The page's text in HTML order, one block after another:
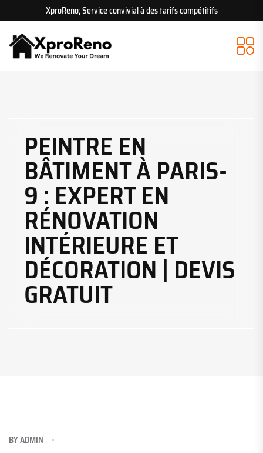
XproReno; Service convivial à des tarifs compétitifs
PEINTRE EN
BÂTIMENT À PARIS-
9 : EXPERT EN
RÉNOVATION
INTÉRIEURE ET
DÉCORATION | DEVIS
GRATUIT
BYADMIN